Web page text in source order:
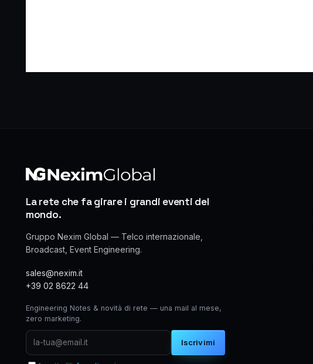
La rete che fa girare i grandi eventi del
mondo.
Gruppo Nexim Global — Telco internazionale,
Broadcast, Event Engineering.
sales@nexim.it
+39 02 8622 44
Engineering Notes & novità di rete — una mail al mese,
zero marketing.
Iscrivimi